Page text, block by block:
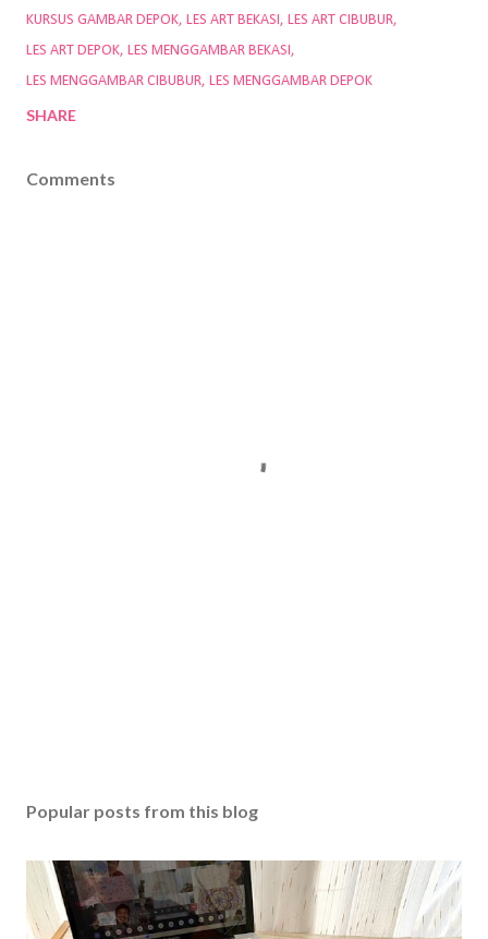
KURSUS GAMBAR DEPOK LES ART BEKASI
LES ART CIBUBUR
LES ART DEPOK LES MENGGAMBAR BEKASI
LES MENGGAMBAR CIBUBUR LES MENGGAMBAR DEPOK
SHARE
Comments
Popular posts from this blog